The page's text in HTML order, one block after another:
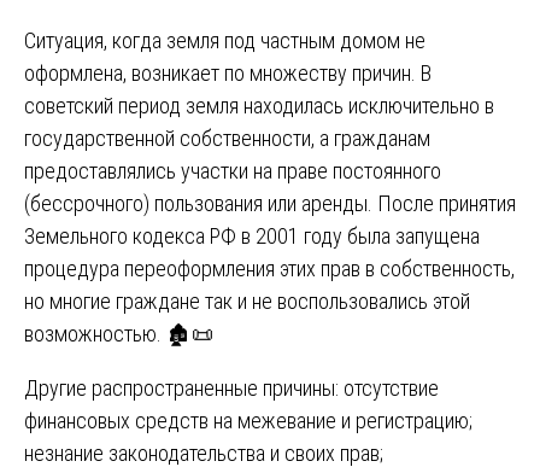
Ситуация, когда земля под частным домом не
оформлена, возникает по множеству причин. В
советский период земля находилась исключительно в
государственной собственности, а гражданам
предоставлялись участки на праве постоянного
(бессрочного) пользования или аренды. После принятия
Земельного кодекса РФ в 2001 году была запущена
процедура переоформления этих прав в собственность,
но многие граждане так и не воспользовались этой
возможностью. 🏚️📜
Другие распространенные причины: отсутствие
финансовых средств на межевание и регистрацию;
незнание законодательства и своих прав;